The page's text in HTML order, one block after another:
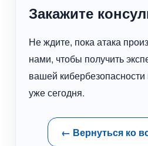
Закажите
Не ждите, пока атака
нами, чтобы получить
вашей кибербезопасности
уже сегодня.
← Вернуться ко